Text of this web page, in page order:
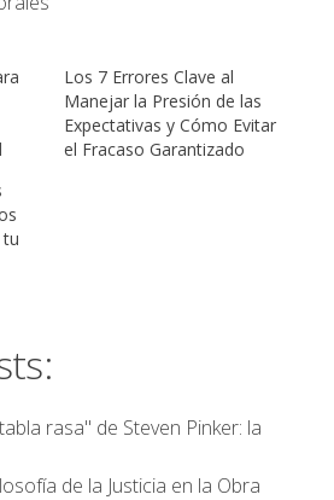
Los 7 Errores Clave al
Manejar la Presión de las
Expectativas y Cómo Evitar
el Fracaso Garantizado
rasa" de Steven Pinker: la
de la Justicia en la Obra